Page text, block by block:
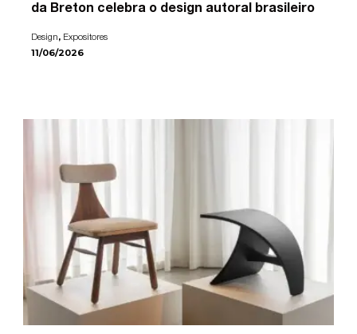
da Breton celebra o design autoral brasileiro
Design, Expositores
11/06/2026